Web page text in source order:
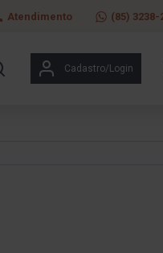
Atendimento (85) 3238-
Cadastro/Login